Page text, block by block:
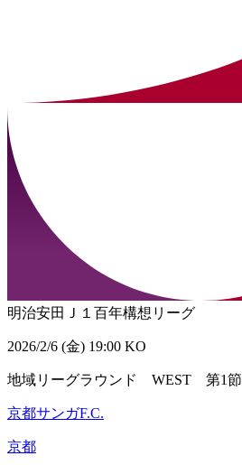
明治安田Ｊ１百年構想リーグ
2026/2/6 (金) 19:00 KO
地域リーグラウンド WEST 第1節
京都サンガF.C.
京都